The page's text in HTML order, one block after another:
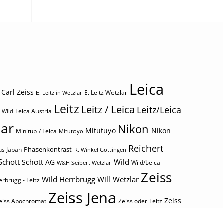
Carl Zeiss E. Leitz in Wetzlar E. Leitz Wetzlar Leica
Wild Leica Austria Leitz Leitz / Leica Leitz/Leica
Minitüb / Leica Mitutoyo Mitutuyo Nikon Nikon
Japan Phasenkontrast R. Winkel Göttingen Reichert
Schott AG W&H Seibert Wetzlar Wild Wild/Leica
- Leitz Wild Herrbrugg Will Wetzlar Zeiss
Apochromat Zeiss Jena Zeiss oder Leitz Zeiss